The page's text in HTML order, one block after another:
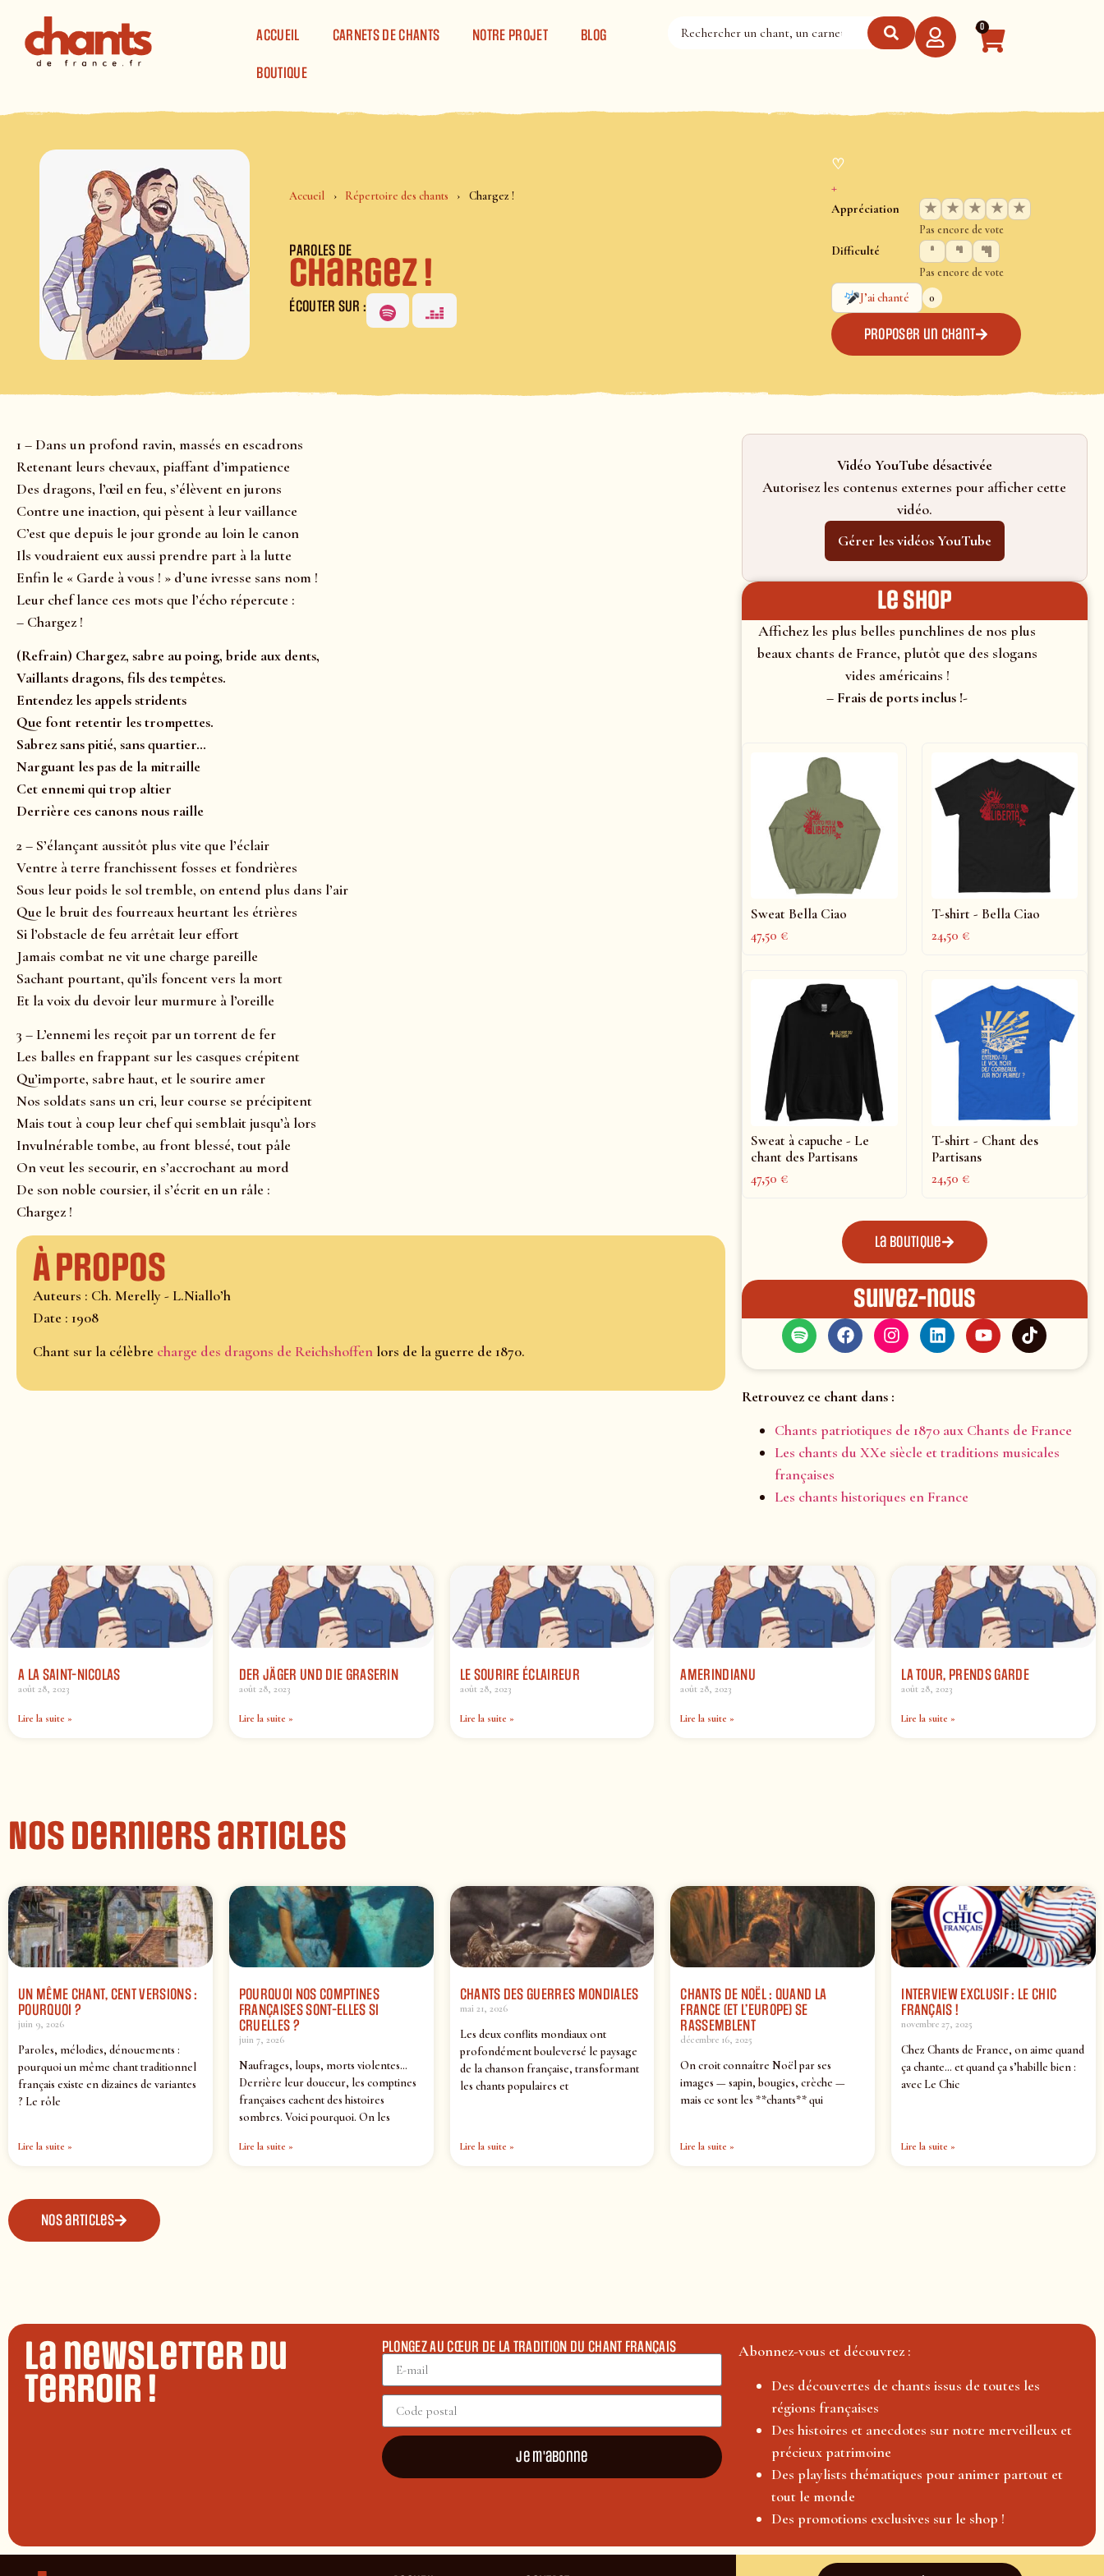
ACCUEIL
CARNETS DE CHANTS NOTRE PROJET BLOG
BOUTIQUE
0
Accueil Répertoire des chants Chargez !
PAROLES DE
Chargez !
ÉCOUTER SUR :
♡
+
Appréciation ★ ★ ★ ★ ★
Pas encore de vote
Difficulté
Pas encore de vote
J’ai chanté
0
Proposer un chant
1 – Dans un profond ravin, massés en escadrons
Retenant leurs chevaux, piaffant d’impatience
Des dragons, l’œil en feu, s’élèvent en jurons
Contre une inaction, qui pèsent à leur vaillance
C’est que depuis le jour gronde au loin le canon
Ils voudraient eux aussi prendre part à la lutte
Enfin le « Garde à vous ! » d’une ivresse sans nom !
Leur chef lance ces mots que l’écho répercute :
– Chargez !
(Refrain) Chargez, sabre au poing, bride aux dents,
Vaillants dragons, fils des tempêtes.
Entendez les appels stridents
Que font retentir les trompettes.
Sabrez sans pitié, sans quartier…
Narguant les pas de la mitraille
Cet ennemi qui trop altier
Derrière ces canons nous raille
2 – S’élançant aussitôt plus vite que l’éclair
Ventre à terre franchissent fosses et fondrières
Sous leur poids le sol tremble, on entend plus dans l’air
Que le bruit des fourreaux heurtant les étrières
Si l’obstacle de feu arrêtait leur effort
Jamais combat ne vit une charge pareille
Sachant pourtant, qu’ils foncent vers la mort
Et la voix du devoir leur murmure à l’oreille
3 – L’ennemi les reçoit par un torrent de fer
Les balles en frappant sur les casques crépitent
Qu’importe, sabre haut, et le sourire amer
Nos soldats sans un cri, leur course se précipitent
Mais tout à coup leur chef qui semblait jusqu’à lors
Invulnérable tombe, au front blessé, tout pâle
On veut les secourir, en s’accrochant au mord
De son noble coursier, il s’écrit en un râle :
Chargez !
À propos
Auteurs : Ch. Merelly - L.Niallo’h
Date : 1908
Chant sur la célèbre charge des dragons de Reichshoffen lors de la guerre de 1870.
Vidéo YouTube désactivée
Autorisez les contenus externes pour afficher cette
vidéo.
Gérer les vidéos YouTube
le shop
Affichez les plus belles punchlines de nos plus
beaux chants de France, plutôt que des slogans
vides américains !
– Frais de ports inclus !-
Sweat Bella Ciao
47,50€
T-shirt - Bella Ciao
24,50€
Sweat à capuche - Le
chant des Partisans
47,50€
T-shirt - Chant des
Partisans
24,50€
La boutique
Suivez-nous
Retrouvez ce chant dans :
Chants patriotiques de 1870 aux Chants de France
Les chants du XXe siècle et traditions musicales
françaises
Les chants historiques en France
A LA SAINT-NICOLAS
août 28, 2023
Lire la suite »
DER JÄGER UND DIE GRASERIN
août 28, 2023
Lire la suite »
LE SOURIRE ÉCLAIREUR
août 28, 2023
Lire la suite »
AMERINDIANU
août 28, 2023
Lire la suite »
LA TOUR, PRENDS GARDE
août 28, 2023
Lire la suite »
Nos derniers articles
UN MÊME CHANT, CENT VERSIONS :
POURQUOI ?
juin 9, 2026
Paroles, mélodies, dénouements :
pourquoi un même chant traditionnel
français existe en dizaines de variantes
? Le rôle
Lire la suite »
POURQUOI NOS COMPTINES
FRANÇAISES SONT-ELLES SI
CRUELLES ?
juin 7, 2026
Naufrages, loups, morts violentes…
Derrière leur douceur, les comptines
françaises cachent des histoires
sombres. Voici pourquoi. On les
Lire la suite »
CHANTS DES GUERRES MONDIALES
mai 21, 2026
Les deux conflits mondiaux ont
profondément bouleversé le paysage
de la chanson française, transformant
les chants populaires et
Lire la suite »
CHANTS DE NOËL : QUAND LA
FRANCE (ET L’EUROPE) SE
RASSEMBLENT
décembre 16, 2025
On croit connaître Noël par ses
images — sapin, bougies, crèche —
mais ce sont les **chants** qui
Lire la suite »
INTERVIEW EXCLUSIF : LE CHIC
FRANÇAIS !
novembre 27, 2025
Chez Chants de France, on aime quand
ça chante… et quand ça s’habille bien :
avec Le Chic
Lire la suite »
Nos articles
La newsletter du
terroir !
PLONGEZ AU CŒUR DE LA TRADITION DU CHANT FRANÇAIS
Je m'abonne
Abonnez-vous et découvrez :
Des découvertes de chants issus de toutes les
régions françaises
Des histoires et anecdotes sur notre merveilleux et
précieux patrimoine
Des playlists thématiques pour animer partout et
tout le monde
Des promotions exclusives sur le shop !